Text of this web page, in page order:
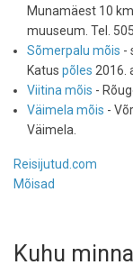
Munamäest 10
muuseum. Tel.
Sõmerpalu mõis -
Katus põles 2016.
Viitina mõis -
Väimela mõis -
Väimela.
Reisijutud.com
Mõisad
Kuhu